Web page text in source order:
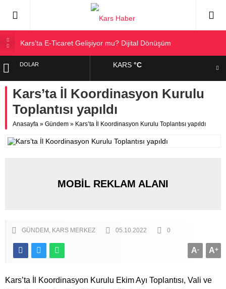
Kars’ta E-Ticaret Gelişiyor mu? Dijital Dönüşüm
Kars Halkı Yeni Parti Hakkında Ne Düşünüyor?
Sarıkamış’a Bağlı Köyler ve Yaygın Soyadları
Kağızman Köyleri ve En Çok Kullanılan Soyadları | Kars
Haber
DOLAR
EURO
ALTIN
BIST
KARS°C
Kars’ta İl Koordinasyon Kurulu
Toplantısı yapıldı
Anasayfa » Gündem » Kars’ta İl Koordinasyon Kurulu Toplantısı yapıldı
MOBİL REKLAM ALANI
GÜNDEM KARS MERKEZ 05.10.2022 0
A+
A-
Kars’ta İl Koordinasyon Kurulu Ekim Ayı Toplantısı, Vali ve